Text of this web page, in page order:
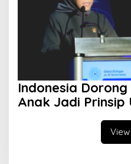
Indonesia
Anak Jadi
Kelola AI Global